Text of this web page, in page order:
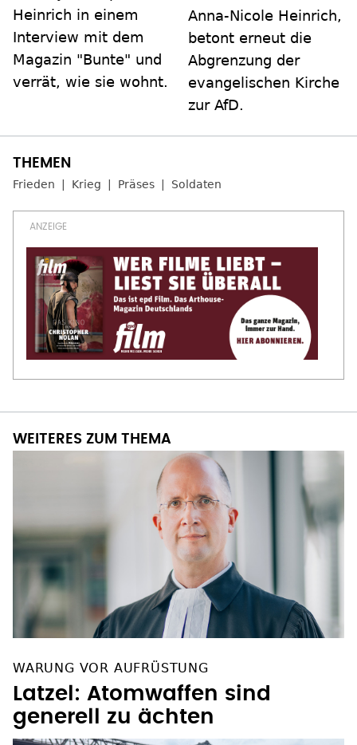
Heinrich in einem
Interview mit dem
Magazin "Bunte" und
verrät, wie sie wohnt.
Anna-Nicole Heinrich,
betont erneut die
Abgrenzung der
evangelischen Kirche
zur AfD.
Frieden Krieg Präses Soldaten
Latzel: Atomwaffen sind
generell zu ächten